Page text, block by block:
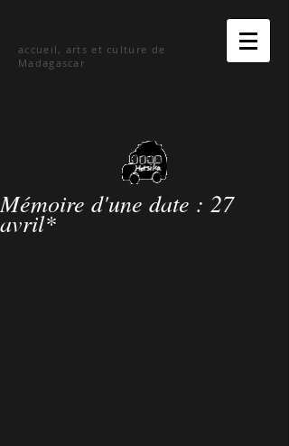
accueil, arts et culture de
Madagascar
Mémoire d'une date : 27
avril*